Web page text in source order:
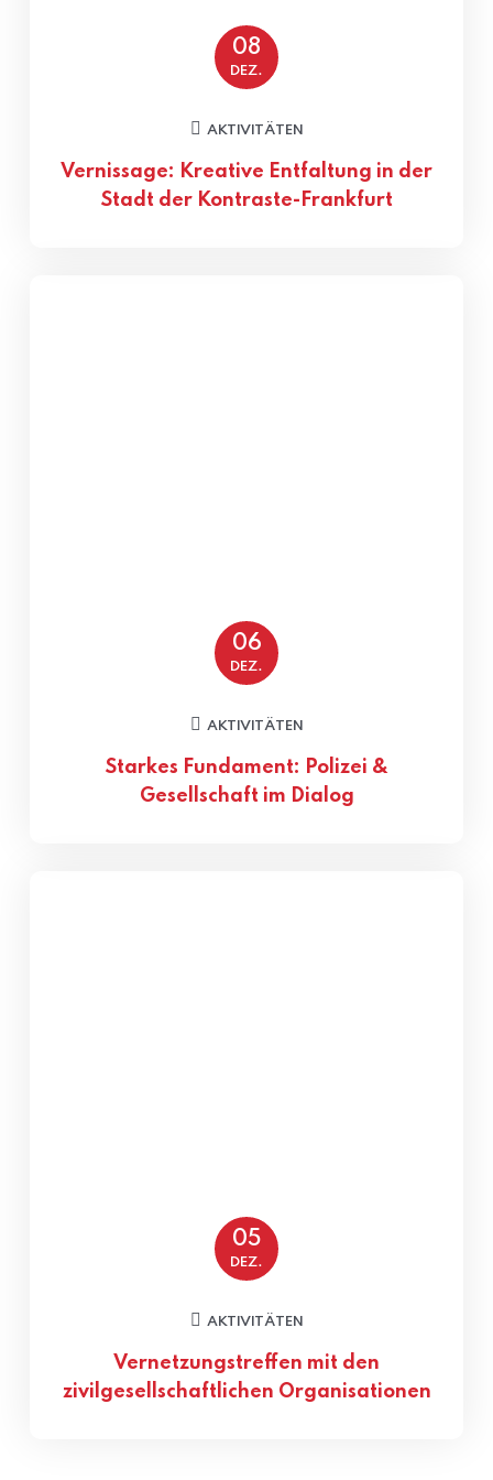
08
DEZ.
AKTIVITÄTEN
Vernissage: Kreative Entfaltung in der
Stadt der Kontraste-Frankfurt
06
DEZ.
AKTIVITÄTEN
Starkes Fundament: Polizei &
Gesellschaft im Dialog
05
DEZ.
AKTIVITÄTEN
Vernetzungstreffen mit den
zivilgesellschaftlichen Organisationen